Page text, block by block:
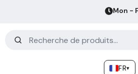
Mon -
FR▾